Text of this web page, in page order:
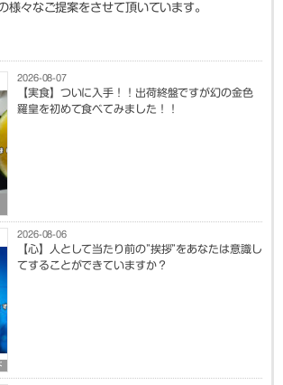
様々なご提案をさせて頂いています。
2026-08-07
【実食】ついに入手！！出荷終盤ですが幻の金色
羅皇を初めて食べてみました！！
2026-08-06
【心】人として当たり前の”挨拶”をあなたは意識し
てすることができていますか？